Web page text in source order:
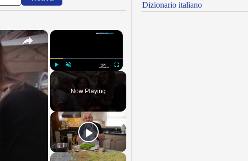
×
Unmute Fullscreen
Now Playing
×
Dizionario italiano